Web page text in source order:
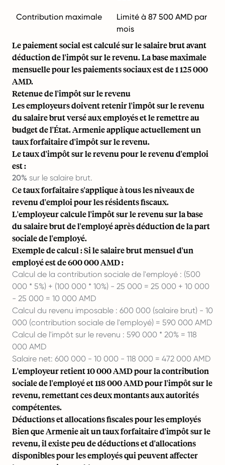
Contribution maximale
Limité à 87 500 AMD par
mois
Le paiement social est calculé sur le salaire brut avant
déduction de l'impôt sur le revenu. La base maximale
mensuelle pour les paiements sociaux est de 1 125 000
AMD.
Retenue de l'impôt sur le revenu
Les employeurs doivent retenir l'impôt sur le revenu
du salaire brut versé aux employés et le remettre au
budget de l'État. Armenie applique actuellement un
taux forfaitaire d'impôt sur le revenu.
Le taux d'impôt sur le revenu pour le revenu d'emploi
est :
20% sur le salaire brut.
Ce taux forfaitaire s'applique à tous les niveaux de
revenu d'emploi pour les résidents fiscaux.
L'employeur calcule l'impôt sur le revenu sur la base
du salaire brut de l'employé après déduction de la part
sociale de l'employé.
Exemple de calcul : Si le salaire brut mensuel d'un
employé est de 600 000 AMD :
Calcul de la contribution sociale de l'employé : (500
000 * 5%) + (100 000 * 10%) - 25 000 = 25 000 + 10 000
- 25 000 = 10 000 AMD
Calcul du revenu imposable : 600 000 (salaire brut) - 10
000 (contribution sociale de l'employé) = 590 000 AMD
Calcul de l'impôt sur le revenu : 590 000 * 20% = 118
000 AMD
Salaire net: 600 000 - 10 000 - 118 000 = 472 000 AMD
L'employeur retient 10 000 AMD pour la contribution
sociale de l'employé et 118 000 AMD pour l'impôt sur le
revenu, remettant ces deux montants aux autorités
compétentes.
Déductions et allocations fiscales pour les employés
Bien que Armenie ait un taux forfaitaire d'impôt sur le
revenu, il existe peu de déductions et d'allocations
disponibles pour les employés qui peuvent affecter